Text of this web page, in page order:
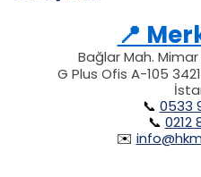
📍
Bağlar Mah.
G Plus Ofis A-105
📞 0533
📞 0212
✉️